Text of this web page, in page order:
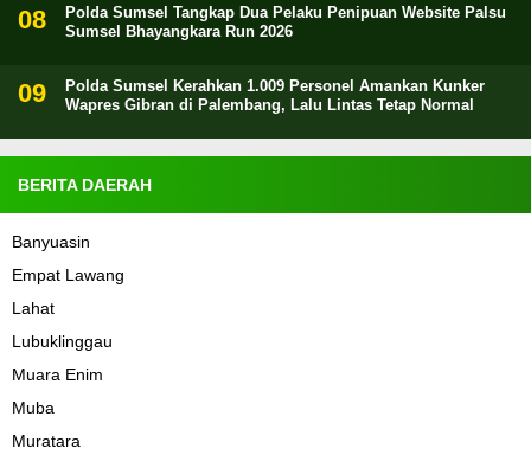
Polda Sumsel Tangkap Dua Pelaku Penipuan Website Palsu
Sumsel Bhayangkara Run 2026
Polda Sumsel Kerahkan 1.009 Personel Amankan Kunker
Wapres Gibran di Palembang, Lalu Lintas Tetap Normal
BERITA DAERAH
Banyuasin
Empat Lawang
Lahat
Lubuklinggau
Muara Enim
Muba
Muratara